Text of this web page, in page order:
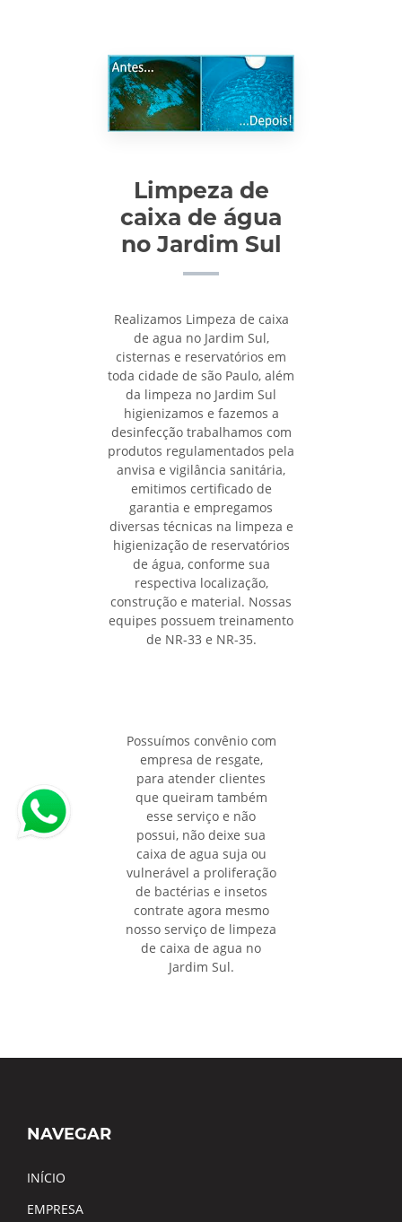
Limpeza de
caixa de água
no Jardim Sul
Realizamos Limpeza de caixa
de agua no Jardim Sul,
cisternas e reservatórios em
toda cidade de são Paulo, além
da limpeza no Jardim Sul
higienizamos e fazemos a
desinfecção trabalhamos com
produtos regulamentados pela
anvisa e vigilância sanitária,
emitimos certificado de
garantia e empregamos
diversas técnicas na limpeza e
higienização de reservatórios
de água, conforme sua
respectiva localização,
construção e material. Nossas
equipes possuem treinamento
de NR-33 e NR-35.
Possuímos convênio com
empresa de resgate,
para atender clientes
que queiram também
esse serviço e não
possui, não deixe sua
caixa de agua suja ou
vulnerável a proliferação
de bactérias e insetos
contrate agora mesmo
nosso serviço de limpeza
de caixa de agua no
Jardim Sul.
NAVEGAR
INÍCIO
EMPRESA